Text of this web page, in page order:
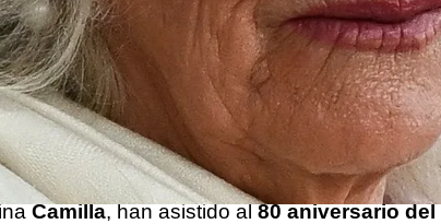
WhatsappFacebook
X
delrey Carlos III
sigue siendo motivo de
ya insistió en que no iba a faltar a los
delDía D en Gran Bretaña . Y así ha sido.
Camilla, han asistido al80 aniversario del